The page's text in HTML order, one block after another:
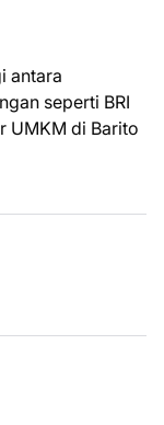
antara
seperti BRI
UMKM di Barito